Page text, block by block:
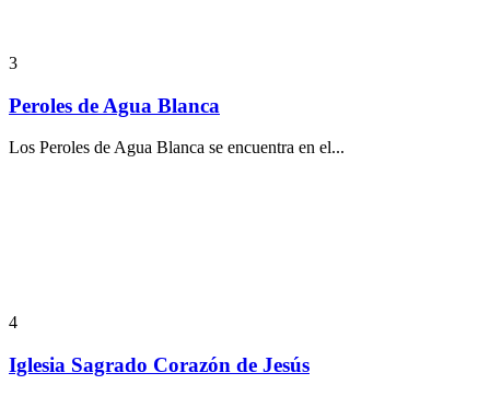
3
Peroles de Agua Blanca
Los Peroles de Agua Blanca se encuentra en el...
4
Iglesia Sagrado Corazón de Jesús